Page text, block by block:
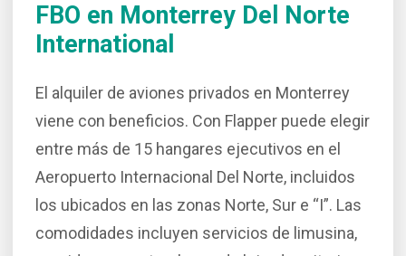
FBO en Monterrey Del Norte
International
El alquiler de aviones privados en Monterrey
viene con beneficios. Con Flapper puede elegir
entre más de 15 hangares ejecutivos en el
Aeropuerto Internacional Del Norte, incluidos
los ubicados en las zonas Norte, Sur e “I”. Las
comodidades incluyen servicios de limusina,